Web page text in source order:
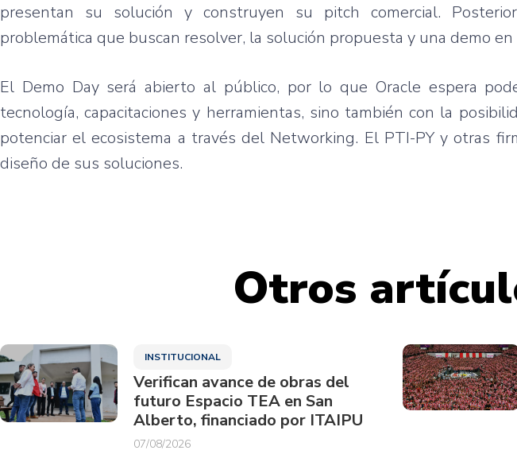
presentan su solución y construyen su pitch comercial.
problemática que buscan resolver, la solución propuesta y una demo
El Demo Day será abierto al público, por lo que Oracle espera
tecnología, capacitaciones y herramientas, sino también con la
potenciar el ecosistema a través del Networking. El PTI-PY y otras
diseño de sus soluciones.
Otros
INSTITUCIONAL
Verifican avance de obras del
futuro Espacio TEA en San
Alberto, financiado por ITAIPU
07/08/2026